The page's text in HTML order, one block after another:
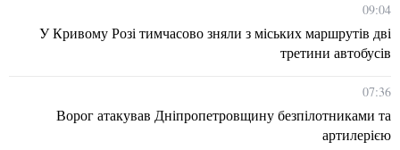
09:04
У Кривому Розі тимчасово зняли з міських маршрутів дві
третини автобусів
07:36
Ворог атакував Дніпропетровщину безпілотниками та
артилерією